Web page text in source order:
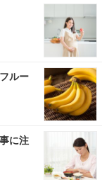
ルー
に注